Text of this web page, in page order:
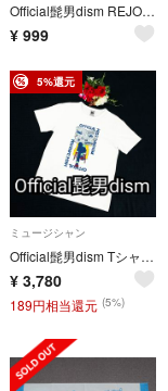
Official髭男dism REJOICE アクセサリートレイ
¥ 999
5%還元
ミュージシャン
Official髭男dism Tシャツ 両面プリント 白 M
¥ 3,780
189円相当還元 (5%)